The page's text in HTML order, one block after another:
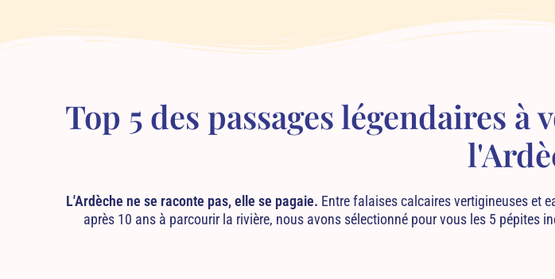
Top 5 des passages légendaires à
L'Ardèche ne se raconte pas, elle se pagaie. Entre falaises calcaires vertigineuses et
après 10 ans à parcourir la rivière, nous avons sélectionné pour vous les 5 pépites